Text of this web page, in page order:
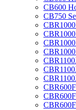
CB600
CB750